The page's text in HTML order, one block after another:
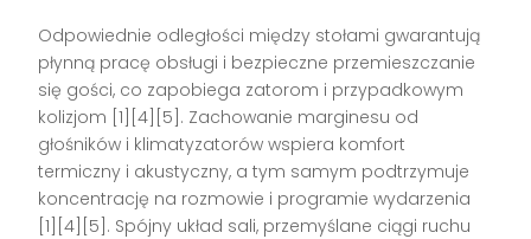
Odpowiednie odległości między stołami gwarantują
płynną pracę obsługi i bezpieczne przemieszczanie
się gości, co zapobiega zatorom i przypadkowym
kolizjom [1][4][5]. Zachowanie marginesu od
głośników i klimatyzatorów wspiera komfort
termiczny i akustyczny, a tym samym podtrzymuje
koncentrację na rozmowie i programie wydarzenia
[1][4][5]. Spójny układ sali, przemyślane ciągi ruchu